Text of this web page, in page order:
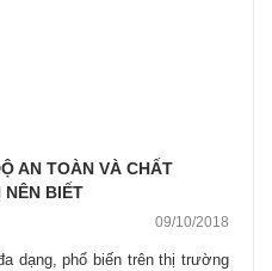
AN TOÀN VÀ CHẤT
BIẾT
09/10/2018
dạng, phổ biến trên thị trường